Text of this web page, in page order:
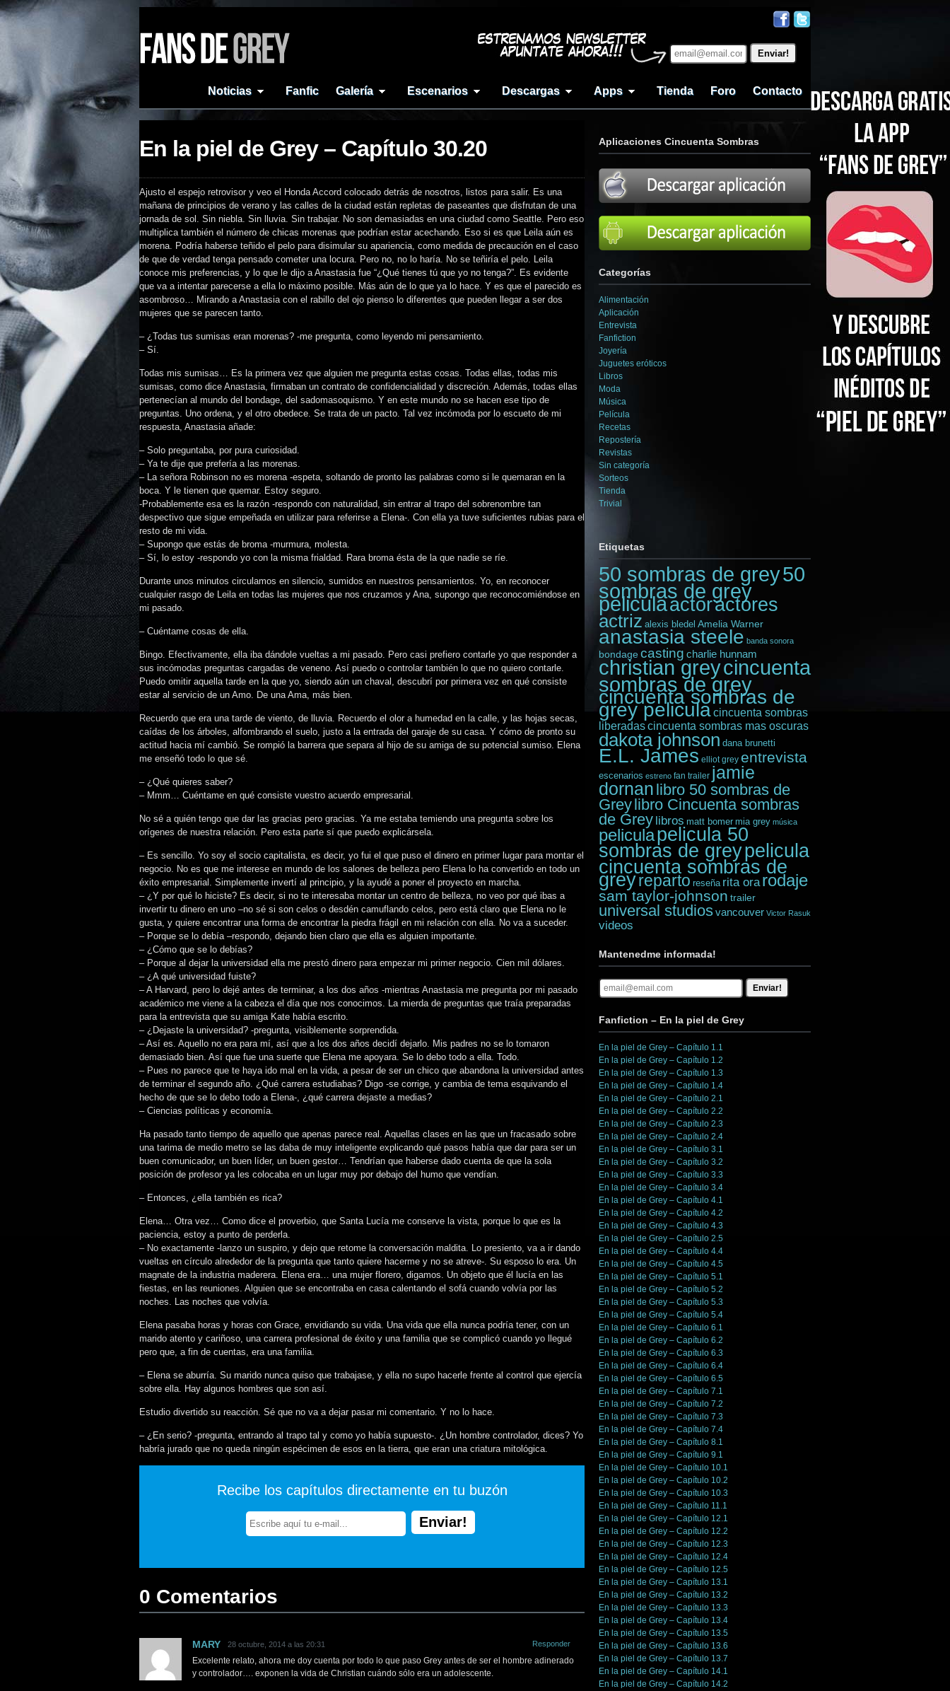
Noticias Fanfic Galería Escenarios Descargas Apps Tienda Foro Contacto
En la piel de Grey – Capítulo 30.20
Ajusto el espejo retrovisor y veo el Honda Accord colocado detrás de nosotros, listos para salir. Es una
mañana de principios de verano y las calles de la ciudad están repletas de paseantes que disfrutan de una
jornada de sol. Sin niebla. Sin lluvia. Sin trabajar. No son demasiadas en una ciudad como Seattle. Pero eso
multiplica también el número de chicas morenas que podrían estar acechando. Eso si es que Leila aún es
morena. Podría haberse teñido el pelo para disimular su apariencia, como medida de precaución en el caso
de que de verdad tenga pensado cometer una locura. Pero no, no lo haría. No se teñiría el pelo. Leila
conoce mis preferencias, y lo que le dijo a Anastasia fue “¿Qué tienes tú que yo no tenga?”. Es evidente
que va a intentar parecerse a ella lo máximo posible. Más aún de lo que ya lo hace. Y es que el parecido es
asombroso… Mirando a Anastasia con el rabillo del ojo pienso lo diferentes que pueden llegar a ser dos
mujeres que se parecen tanto.
– ¿Todas tus sumisas eran morenas? -me pregunta, como leyendo mi pensamiento.
– Sí.
Todas mis sumisas… Es la primera vez que alguien me pregunta estas cosas. Todas ellas, todas mis
sumisas, como dice Anastasia, firmaban un contrato de confidencialidad y discreción. Además, todas ellas
pertenecían al mundo del bondage, del sadomasoquismo. Y en este mundo no se hacen ese tipo de
preguntas. Uno ordena, y el otro obedece. Se trata de un pacto. Tal vez incómoda por lo escueto de mi
respuesta, Anastasia añade:
– Solo preguntaba, por pura curiosidad.
– Ya te dije que prefería a las morenas.
– La señora Robinson no es morena -espeta, soltando de pronto las palabras como si le quemaran en la
boca. Y le tienen que quemar. Estoy seguro.
-Probablemente esa es la razón -respondo con naturalidad, sin entrar al trapo del sobrenombre tan
despectivo que sigue empeñada en utilizar para referirse a Elena-. Con ella ya tuve suficientes rubias para el
resto de mi vida.
– Supongo que estás de broma -murmura, molesta.
– Sí, lo estoy -respondo yo con la misma frialdad. Rara broma ésta de la que nadie se ríe.
Durante unos minutos circulamos en silencio, sumidos en nuestros pensamientos. Yo, en reconocer
cualquier rasgo de Leila en todas las mujeres que nos cruzamos y Ana, supongo que reconocomiéndose en
mi pasado.
– Cuéntame cosas de ella.
Bingo. Efectivamente, ella iba dándole vueltas a mi pasado. Pero casi prefiero contarle yo que responder a
sus incómodas preguntas cargadas de veneno. Así puedo o controlar también lo que no quiero contarle.
Puedo omitir aquella tarde en la que yo, siendo aún un chaval, descubrí por primera vez en qué consiste
estar al servicio de un Amo. De una Ama, más bien.
Recuerdo que era una tarde de viento, de lluvia. Recuerdo el olor a humedad en la calle, y las hojas secas,
caídas de los árboles, alfombrando el suelo, justo a la entrada del garaje de su casa. Y cómo de pronto su
actitud hacia mí cambió. Se rompió la barrera que separa al hijo de su amiga de su potencial sumiso. Elena
me enseñó todo lo que sé.
– ¿Qué quieres saber?
– Mmm… Cuéntame en qué consiste vuestro acuerdo empresarial.
No sé a quién tengo que dar las gracias pero gracias. Ya me estaba temiendo una pregunta sobre los
orígenes de nuestra relación. Pero esta parte sí que puedo explicársela.
– Es sencillo. Yo soy el socio capitalista, es decir, yo fui el que puso el dinero en primer lugar para montar el
negocio. No es que me interese en mundo de los salones de belleza pero Elena lo ha convertido en todo un
éxito empresarial. Simplemente invertí al principio, y la ayudé a poner el proyecto en marcha.
– ¿Y por qué lo hiciste? Es decir, si no te interesaba montar un centro de belleza, no veo por qué ibas a
invertir tu dinero en uno –no sé si son celos o desdén camuflando celos, pero está claro que Elena no le
gusta, y quiere encontrar una forma de encontrar la piedra frágil en mi relación con ella. No va a suceder.
– Porque se lo debía –respondo, dejando bien claro que ella es alguien importante.
– ¿Cómo que se lo debías?
– Porque al dejar la universidad ella me prestó dinero para empezar mi primer negocio. Cien mil dólares.
– ¿A qué universidad fuiste?
– A Harvard, pero lo dejé antes de terminar, a los dos años -mientras Anastasia me pregunta por mi pasado
académico me viene a la cabeza el día que nos conocimos. La mierda de preguntas que traía preparadas
para la entrevista que su amiga Kate había escrito.
– ¿Dejaste la universidad? -pregunta, visiblemente sorprendida.
– Así es. Aquello no era para mí, así que a los dos años decidí dejarlo. Mis padres no se lo tomaron
demasiado bien. Así que fue una suerte que Elena me apoyara. Se lo debo todo a ella. Todo.
– Pues no parece que te haya ido mal en la vida, a pesar de ser un chico que abandona la universidad antes
de terminar el segundo año. ¿Qué carrera estudiabas? Digo -se corrige, y cambia de tema esquivando el
hecho de que se lo debo todo a Elena-, ¿qué carrera dejaste a medias?
– Ciencias políticas y economía.
Ha pasado tanto tiempo de aquello que apenas parece real. Aquellas clases en las que un fracasado sobre
una tarima de medio metro se las daba de muy inteligente explicando qué pasos había que dar para ser un
buen comunicador, un buen líder, un buen gestor… Tendrían que haberse dado cuenta de que la sola
posición de profesor ya les colocaba en un lugar muy por debajo del humo que vendían.
– Entonces, ¿ella también es rica?
Elena… Otra vez… Como dice el proverbio, que Santa Lucía me conserve la vista, porque lo que es la
paciencia, estoy a punto de perderla.
– No exactamente -lanzo un suspiro, y dejo que retome la conversación maldita. Lo presiento, va a ir dando
vueltas en círculo alrededor de la pregunta que tanto quiere hacerme y no se atreve-. Su esposo lo era. Un
magnate de la industria maderera. Elena era… una mujer florero, digamos. Un objeto que él lucía en las
fiestas, en las reuniones. Alguien que se encontraba en casa calentando el sofá cuando volvía por las
noches. Las noches que volvía.
Elena pasaba horas y horas con Grace, envidiando su vida. Una vida que ella nunca podría tener, con un
marido atento y cariñoso, una carrera profesional de éxito y una familia que se complicó cuando yo llegué
pero que, a fin de cuentas, era una familia.
– Elena se aburría. Su marido nunca quiso que trabajase, y ella no supo hacerle frente al control que ejercía
sobre ella. Hay algunos hombres que son así.
Estudio divertido su reacción. Sé que no va a dejar pasar mi comentario. Y no lo hace.
– ¿En serio? -pregunta, entrando al trapo tal y como yo había supuesto-. ¿Un hombre controlador, dices? Yo
habría jurado que no queda ningún espécimen de esos en la tierra, que eran una criatura mitológica.
Recibe los capítulos directamente en tu buzón
0 Comentarios
MARY 28 octubre, 2014 a las 20:31
Excelente relato, ahora me doy cuenta por todo lo que paso Grey antes de ser el hombre adinerado
y controlador…. exponen la vida de Christian cuándo sólo era un adolescente.
Responder
Aplicaciones Cincuenta Sombras
Categorías
Alimentación
Aplicación
Entrevista
Fanfiction
Joyería
Juguetes eróticos
Libros
Moda
Música
Película
Recetas
Repostería
Revistas
Sin categoría
Sorteos
Tienda
Trivial
Etiquetas
50 sombras de grey50
sombras de grey
peliculaactoractores
actriz alexis bledel Amelia Warner
anastasia steele banda sonora
bondage casting charlie hunnam
christian greycincuenta
sombras de grey
cincuenta sombras de
grey peliculacincuenta sombras
liberadascincuenta sombras mas oscuras
dakota johnson dana brunetti
E.L. James elliot grey entrevista
escenarios estreno fan trailer jamie
dornan libro 50 sombras de
Greylibro Cincuenta sombras
de Grey libros matt bomer mia grey música
peliculapelicula 50
sombras de greypelicula
cincuenta sombras de
greyreparto reseña rita ora rodaje
sam taylor-johnson trailer
universal studiosvancouver Victor Rasuk
videos
Mantenedme informada!
Fanfiction – En la piel de Grey
En la piel de Grey – Capítulo 1.1
En la piel de Grey – Capítulo 1.2
En la piel de Grey – Capítulo 1.3
En la piel de Grey – Capítulo 1.4
En la piel de Grey – Capítulo 2.1
En la piel de Grey – Capítulo 2.2
En la piel de Grey – Capítulo 2.3
En la piel de Grey – Capítulo 2.4
En la piel de Grey – Capítulo 3.1
En la piel de Grey – Capítulo 3.2
En la piel de Grey – Capítulo 3.3
En la piel de Grey – Capítulo 3.4
En la piel de Grey – Capítulo 4.1
En la piel de Grey – Capítulo 4.2
En la piel de Grey – Capítulo 4.3
En la piel de Grey – Capítulo 2.5
En la piel de Grey – Capítulo 4.4
En la piel de Grey – Capítulo 4.5
En la piel de Grey – Capítulo 5.1
En la piel de Grey – Capítulo 5.2
En la piel de Grey – Capítulo 5.3
En la piel de Grey – Capítulo 5.4
En la piel de Grey – Capítulo 6.1
En la piel de Grey – Capítulo 6.2
En la piel de Grey – Capítulo 6.3
En la piel de Grey – Capítulo 6.4
En la piel de Grey – Capítulo 6.5
En la piel de Grey – Capítulo 7.1
En la piel de Grey – Capítulo 7.2
En la piel de Grey – Capítulo 7.3
En la piel de Grey – Capítulo 7.4
En la piel de Grey – Capítulo 8.1
En la piel de Grey – Capítulo 9.1
En la piel de Grey – Capítulo 10.1
En la piel de Grey – Capítulo 10.2
En la piel de Grey – Capítulo 10.3
En la piel de Grey – Capítulo 11.1
En la piel de Grey – Capítulo 12.1
En la piel de Grey – Capítulo 12.2
En la piel de Grey – Capítulo 12.3
En la piel de Grey – Capítulo 12.4
En la piel de Grey – Capítulo 12.5
En la piel de Grey – Capítulo 13.1
En la piel de Grey – Capítulo 13.2
En la piel de Grey – Capítulo 13.3
En la piel de Grey – Capítulo 13.4
En la piel de Grey – Capítulo 13.5
En la piel de Grey – Capítulo 13.6
En la piel de Grey – Capítulo 13.7
En la piel de Grey – Capítulo 14.1
En la piel de Grey – Capítulo 14.2